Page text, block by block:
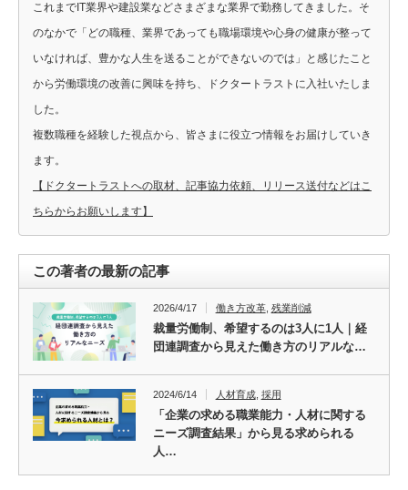
これまでIT業界や建設業などさまざまな業界で勤務してきました。そ
のなかで「どの職種、業界であっても職場環境や心身の健康が整って
いなければ、豊かな人生を送ることができないのでは」と感じたこと
から労働環境の改善に興味を持ち、ドクタートラストに入社いたしま
した。
複数職種を経験した視点から、皆さまに役立つ情報をお届けしていき
ます。
【ドクタートラストへの取材、記事協力依頼、リリース送付などはこ
ちらからお願いします】
この著者の最新の記事
2026/4/17 働き方改革, 残業削減
裁量労働制、希望するのは3人に1人｜経
団連調査から見えた働き方のリアルな…
2024/6/14 人材育成, 採用
「企業の求める職業能力・人材に関する
ニーズ調査結果」から見る求められる
人…